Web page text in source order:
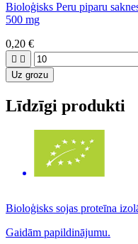
Bioloģisks Peru piparu
500 mg
0,20 €
 
Uz grozu
Līdzīgi produkti
Bioloģisks sojas proteīna
Gaidām papildinājumu.